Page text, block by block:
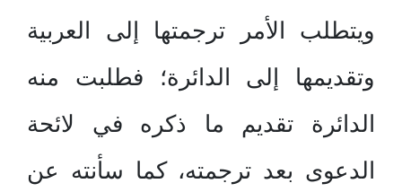
ويتطلب الأمر ترجمتها إلى العربية
وتقديمها إلى الدائرة؛ فطلبت منه
الدائرة تقديم ما ذكره في لائحة
الدعوى بعد ترجمته، كما سأنته عن